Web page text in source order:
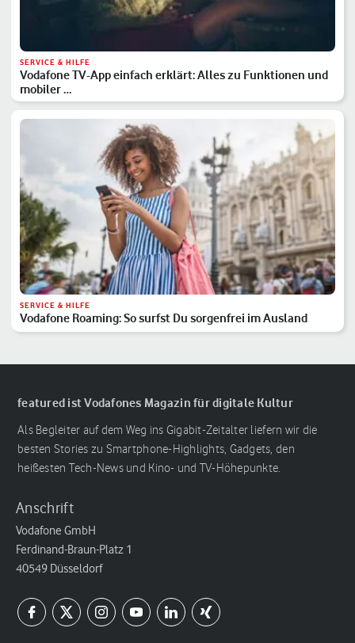
SERVICE & HILFE
Vodafone TV-App einfach erklärt: Alles zu Funktionen und
mobiler …
SERVICE & HILFE
Vodafone Roaming: So surfst Du sorgenfrei im Ausland
featured ist Vodafones Magazin für digitale Kultur
Als Begleiter auf dem Weg ins Gigabit-Zeitalter liefern wir die
besten Stories zu Smartphone-Highlights, Gadgets, den
heißesten Tech-News und Kino- und TV-Höhepunkte.
Anschrift
Vodafone GmbH
Ferdinand-Braun-Platz 1
40549 Düsseldorf